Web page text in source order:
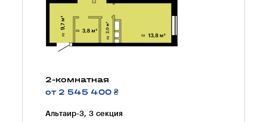
2-комнатная
от 2 545 400 ₴
Альтаир-3, 3 секция